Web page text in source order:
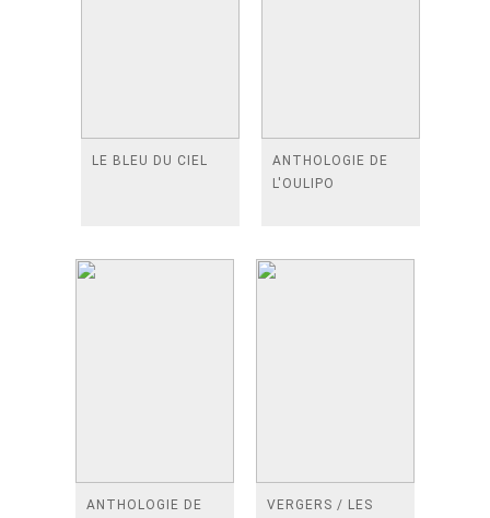
LE BLEU DU CIEL
ANTHOLOGIE DE
L'OULIPO
ANTHOLOGIE DE
VERGERS / LES